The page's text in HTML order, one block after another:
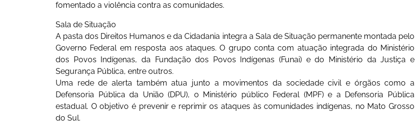
fomentado a violência contra as comunidades.
Sala de Situação
A pasta dos Direitos Humanos e da Cidadania integra a Sala de Situação permanente montada pelo
Governo Federal em resposta aos ataques. O grupo conta com atuação integrada do Ministério
dos Povos Indígenas, da Fundação dos Povos Indígenas (Funai) e do Ministério da Justiça e
Segurança Pública, entre outros.
Uma rede de alerta também atua junto a movimentos da sociedade civil e órgãos como a
Defensoria Pública da União (DPU), o Ministério público Federal (MPF) e a Defensoria Pública
estadual. O objetivo é prevenir e reprimir os ataques às comunidades indígenas, no Mato Grosso
do Sul.